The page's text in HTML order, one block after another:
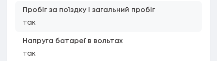
Пробіг за поїздку і загальний пробіг
так
Напруга батареї в вольтах
так